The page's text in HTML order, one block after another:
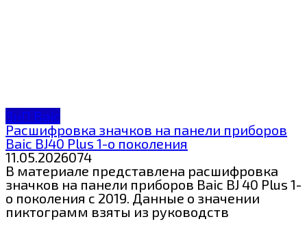
ЗнП Baic
Расшифровка значков на панели приборов
Baic BJ40 Plus 1-о поколения
11.05.2026074
В материале представлена расшифровка
значков на панели приборов Baic BJ 40 Plus 1-
о поколения c 2019. Данные о значении
пиктограмм взяты из руководств